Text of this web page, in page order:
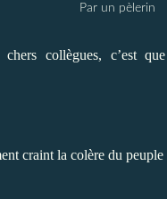
Par un pèlerin
collègues, c’est
craint la colère du